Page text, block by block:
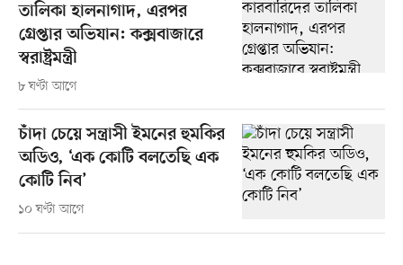
তালিকা হালনাগাদ, এরপর
গ্রেপ্তার অভিযান: কক্সবাজারে
স্বরাষ্ট্রমন্ত্রী
৮ ঘণ্টা আগে
চাঁদা চেয়ে সন্ত্রাসী ইমনের হুমকির
অডিও, ‘এক কোটি বলতেছি এক
কোটি নিব’
১০ ঘণ্টা আগে